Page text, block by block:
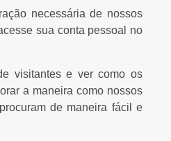
necessária de nossos
sua conta pessoal no
visitantes e ver como os
a maneira como nossos
de maneira fácil e